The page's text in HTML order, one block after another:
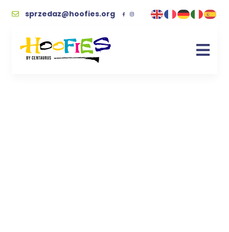
sprzedaz@hoofies.org